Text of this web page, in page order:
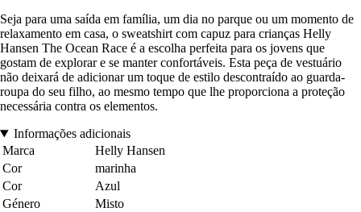
Seja para uma saída em família, um dia no parque ou um momento de
relaxamento em casa, o sweatshirt com capuz para crianças Helly
Hansen The Ocean Race é a escolha perfeita para os jovens que
gostam de explorar e se manter confortáveis. Esta peça de vestuário
não deixará de adicionar um toque de estilo descontraído ao guarda-
roupa do seu filho, ao mesmo tempo que lhe proporciona a proteção
necessária contra os elementos.
Informações adicionais
Marca
Helly Hansen
Cor
marinha
Cor
Azul
Género
Misto